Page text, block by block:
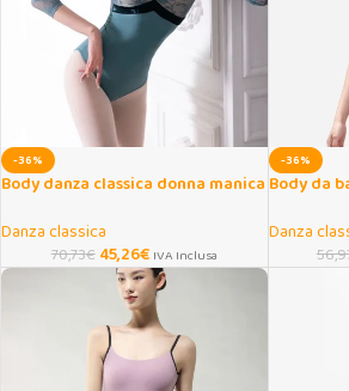
-36%
Body danza classica donna manica
Danza classica
70,73€ 45,26€ IVA Inclusa
-36%
Body da
Danza